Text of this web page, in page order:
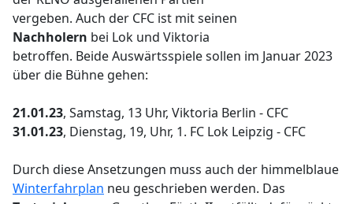
vergeben. Auch der CFC ist mit seinen
Nachholern bei Lok und Viktoria
betroffen. Beide Auswärtsspiele sollen im Januar 2023
über die Bühne gehen:
21.01.23, Samstag, 13 Uhr, Viktoria Berlin - CFC
31.01.23, Dienstag, 19, Uhr, 1. FC Lok Leipzig - CFC
Durch diese Ansetzungen muss auch der himmelblaue
Winterfahrplan neu geschrieben werden. Das